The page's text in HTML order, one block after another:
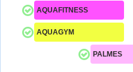
AQUAFITNESS
AQUAGYM
PALMES